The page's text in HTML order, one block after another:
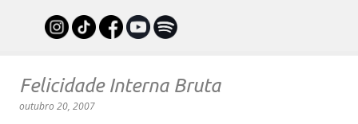
Pular para o conteúdo principal
Felicidade Interna Bruta
outubro 20, 2007